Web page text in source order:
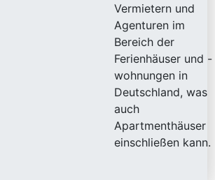
Vermietern und
Agenturen im
Bereich der
Ferienhäuser und -
wohnungen in
Deutschland, was
auch
Apartmenthäuser
einschließen kann.